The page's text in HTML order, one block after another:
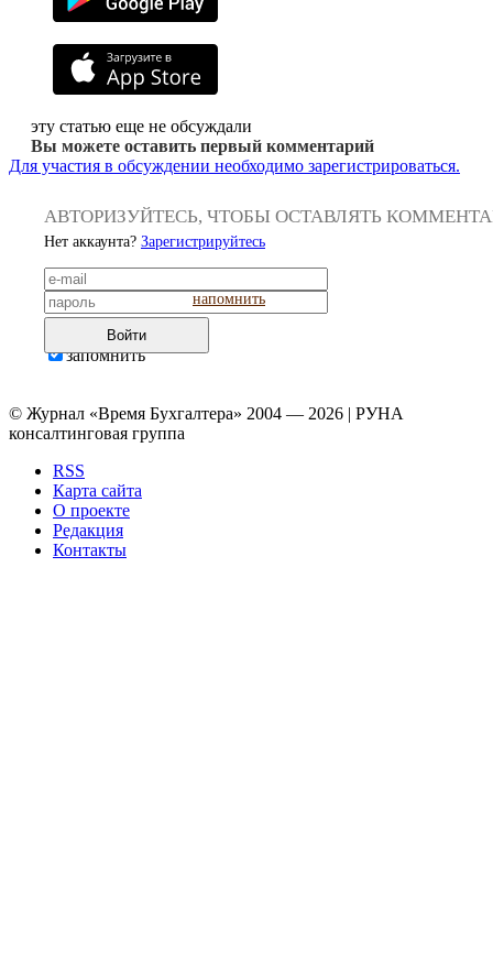
эту статью еще не обсуждали
Вы можете оставить первый комментарий
Для участия в обсуждении необходимо зарегистрироваться.
АВТОРИЗУЙТЕСЬ, ЧТОБЫ ОСТАВЛЯТЬ
Нет аккаунта? Зарегистрируйтесь
напомнить
Войти
запомнить
© Журнал «Время Бухгалтера» 2004 — 2026 | РУНА
консалтинговая группа
RSS
Карта сайта
О проекте
Редакция
Контакты